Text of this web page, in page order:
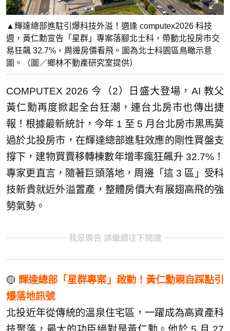
▲輝達總部進駐引爆科技外溢！適逢 computex2026 科技
週，黃仁勳宣告「星群」專案落腳北士科，帶動北投房市交
易狂飆 32.7%，周邊房價看飛。圖為北士科園區鳥瞰示意
圖。（圖／鄉林不動產研究室提供）
COMPUTEX 2026 今（2）日盛大登場，AI 教父
黃仁勳再度掀起全台狂潮，連台北房市也傳出捷
報！根據最新統計，今年 1 至 5 月台北房市黑馬莫
過於北投房市，在輝達總部進駐效應的剛性買盤支
撐下，建物買賣移轉棟數年增率瘋狂飆升 32.7%！
專家更直言，隨著巨頭落地，周邊「這 3 區」受科
技新貴就近外溢置產，整體房價大有展翅高飛的強
勢氣勢。
我是廣告 請繼續往下閱讀
🟡 輝達總部「星群專案」啟動！黃仁勳親自踩點引
爆落地訊號
北投近年從傳統的溫泉住宅區，一躍成為高資產科